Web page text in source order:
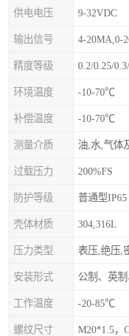
供电电压 9-32VDC
输出信号 4-20MA,0-
精度等级 0.2/0.25/
环境温度 -10-70℃
补偿温度 -10-70℃
测量介质 油,水,气体
过载压力 200%FS
防护等级 普通型IP65
壳体材质 304,316L
压力类型 表压,绝压,
安装形式 公制、英
工作温度 -20-85℃
螺纹尺寸 M20*1.5，